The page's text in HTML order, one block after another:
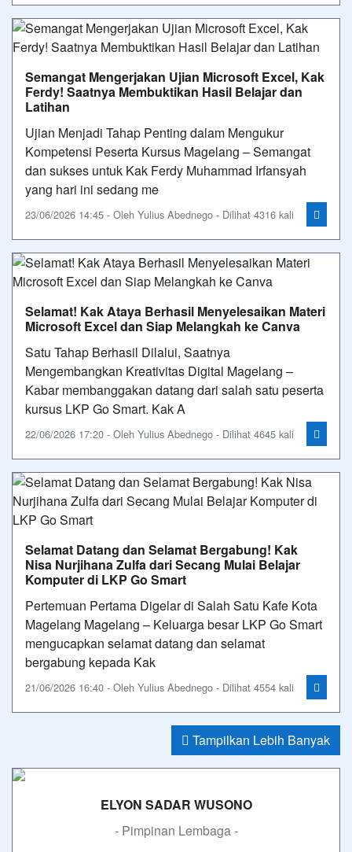
Semangat Mengerjakan Ujian Microsoft Excel, Kak
Ferdy! Saatnya Membuktikan Hasil Belajar dan
Latihan
Ujian Menjadi Tahap Penting dalam Mengukur
Kompetensi Peserta Kursus Magelang – Semangat
dan sukses untuk Kak Ferdy Muhammad Irfansyah
yang hari ini sedang me
23/06/2026 14:45 - Oleh Yulius Abednego - Dilihat 4316 kali
Selamat! Kak Ataya Berhasil Menyelesaikan Materi
Microsoft Excel dan Siap Melangkah ke Canva
Satu Tahap Berhasil Dilalui, Saatnya
Mengembangkan Kreativitas Digital Magelang –
Kabar membanggakan datang dari salah satu peserta
kursus LKP Go Smart. Kak A
22/06/2026 17:20 - Oleh Yulius Abednego - Dilihat 4645 kali
Selamat Datang dan Selamat Bergabung! Kak
Nisa Nurjihana Zulfa dari Secang Mulai Belajar
Komputer di LKP Go Smart
Pertemuan Pertama Digelar di Salah Satu Kafe Kota
Magelang Magelang – Keluarga besar LKP Go Smart
mengucapkan selamat datang dan selamat
bergabung kepada Kak
21/06/2026 16:40 - Oleh Yulius Abednego - Dilihat 4554 kali
Tampilkan Lebih Banyak
ELYON SADAR WUSONO
- Pimpinan Lembaga -